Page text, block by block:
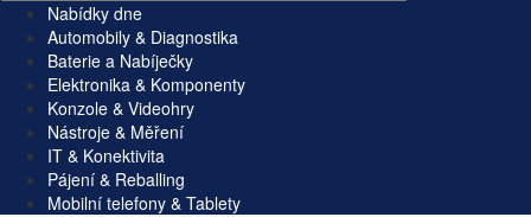
Nabídky dne
Automobily & Diagnostika
Baterie a Nabíječky
Elektronika & Komponenty
Konzole & Videohry
Nástroje & Měření
IT & Konektivita
Pájení & Reballing
Mobilní telefony & Tablety